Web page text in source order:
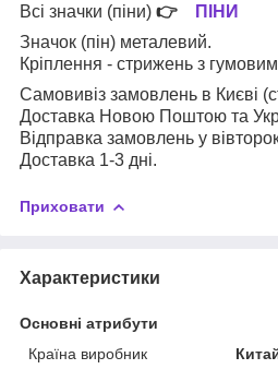
Всі значки (піни) 👉
ПІНИ
Значок (пін) металевий.
Кріплення - стрижень з
Самовивіз замовлень в Києві
Доставка Новою Поштою та
Відправка замовлень у
Доставка 1-3 дні.
Приховати
Характеристики
Основні атрибути
Країна виробник